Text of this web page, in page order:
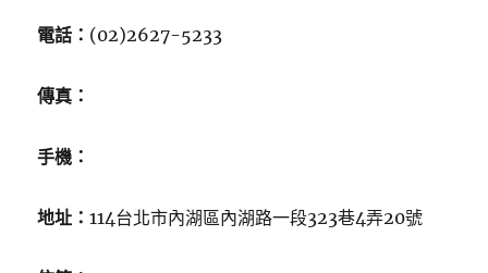
電話： (02)2627-5233
傳真：
手機：
地址：114台北市內湖區內湖路一段323巷4弄20號